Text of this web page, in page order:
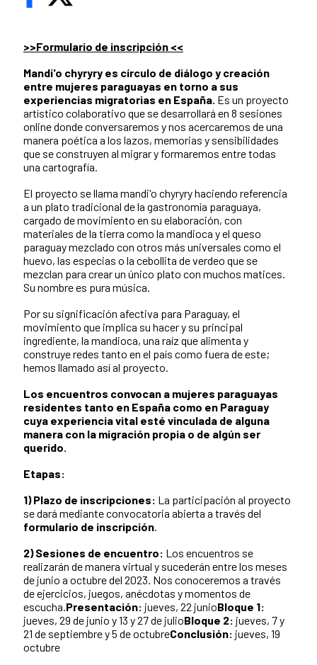
>>Formulario de inscripción <<
Mandi'o chyryry es círculo de diálogo y creación
entre mujeres paraguayas en torno a sus
experiencias migratorias en España. Es un proyecto
artístico colaborativo que se desarrollará en 8 sesiones
online donde conversaremos y nos acercaremos de una
manera poética a los lazos, memorias y sensibilidades
que se construyen al migrar y formaremos entre todas
una cartografía.
El proyecto se llama mandi'o chyryry haciendo referencia
a un plato tradicional de la gastronomía paraguaya,
cargado de movimiento en su elaboración, con
materiales de la tierra como la mandioca y el queso
paraguay mezclado con otros más universales como el
huevo, las especias o la cebollita de verdeo que se
mezclan para crear un único plato con muchos matices.
Su nombre es pura música.
Por su significación afectiva para Paraguay, el
movimiento que implica su hacer y su principal
ingrediente, la mandioca, una raíz que alimenta y
construye redes tanto en el país como fuera de este;
hemos llamado así al proyecto.
Los encuentros convocan a mujeres paraguayas
residentes tanto en España como en Paraguay
cuya experiencia vital esté vinculada de alguna
manera con la migración propia o de algún ser
querido.
Etapas:
1) Plazo de inscripciones: La participación al proyecto
se dará mediante convocatoria abierta a través del
formulario de inscripción.
2) Sesiones de encuentro: Los encuentros se
realizarán de manera virtual y sucederán entre los meses
de junio a octubre del 2023. Nos conoceremos a través
de ejercicios, juegos, anécdotas y momentos de
escucha.Presentación: jueves, 22 junioBloque 1:
jueves, 29 de junio y 13 y 27 de julioBloque 2: jueves, 7 y
21 de septiembre y 5 de octubreConclusión: jueves, 19
octubre